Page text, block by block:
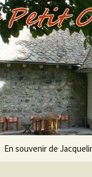
En souvenir de